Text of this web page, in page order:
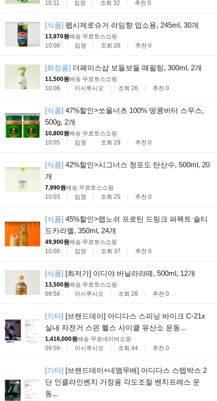
10:11 킴졍 조회 32 추천 0
[식품] 펩시제로슈거 라임향 업소용, 245ml, 30개
13,970원배송 무료토스쇼핑
10:08
킴졍 조회 28 추천 0
[화장품] 더페이스샵 보들보들 때필링, 300ml, 2개
11,500원배송 무료토스쇼핑
10:06
이시루시오 조회 26 추천 0
[식품] 47%할인>쏘울너츠 100% 땅콩버터 스무스,
500g, 2개
10,800원배송 무료토스쇼핑
10:05
킴졍 조회 29 추천 0
[식품] 42%할인>시그너스 청포도 탄산수, 500ml, 20
개
7,990원배송 무료토스쇼핑
10:03
킴졍 조회 25 추천 0
[식품] 45%할인>랩노쉬 프로틴 드링크 퍼펙트 솔티
드카라멜, 350ml, 24개
49,900원배송 무료토스쇼핑
10:00
킴졍 조회 37 추천 0
[식품] [최저가] 이디야 바닐라라떼, 500ml, 12개
13,500원배송 무료토스쇼핑
09:58
이시루시오 조회 28 추천 0
[기타] [브랜드데이] 아디다스 스피닝 바이크 C-21x
실내 자전거 스핀 헬스 사이클 유산소 운동...
1,416,000원배송 무료네이버쇼핑
09:56
이시루시오 조회 44 추천 0
[기타] [브랜드데이+네맴무배] 아디다스 스텝박스 2
단 인클라인벤치 가정용 각도조절 벤치프레스 운
동...